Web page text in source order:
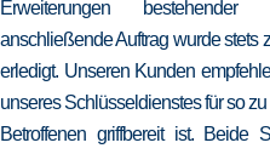
Erweiterungen
anschließende Auftrag wurde stets
erledigt. Unseren Kunden
unseres Schlüsseldienstes für so
Betroffenen griffbereit ist. Beide